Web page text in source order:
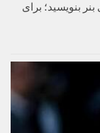
بنویسید؛ برای